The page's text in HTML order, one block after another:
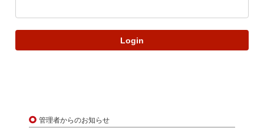
Login
管理者からのお知らせ